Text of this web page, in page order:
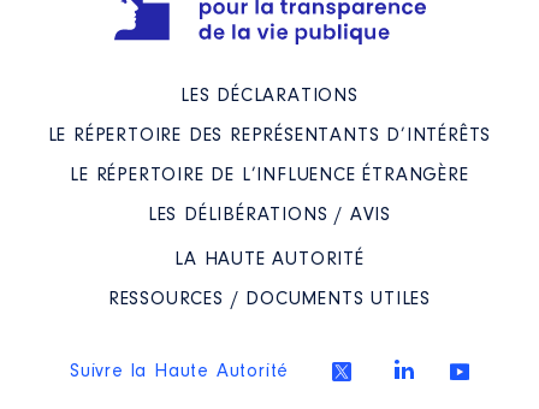
LES DÉCLARATIONS
LE RÉPERTOIRE DES REPRÉSENTANTS D’INTÉRÊTS
LE RÉPERTOIRE DE L’INFLUENCE ÉTRANGÈRE
LES DÉLIBÉRATIONS / AVIS
LA HAUTE AUTORITÉ
RESSOURCES / DOCUMENTS UTILES
Suivre la Haute Autorité